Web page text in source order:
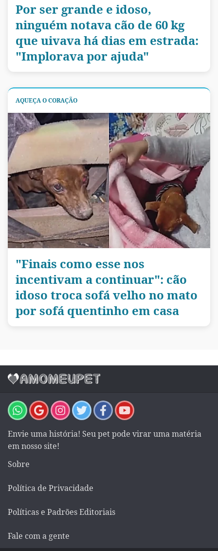
Por ser grande e idoso,
ninguém notava cão de 60 kg
que uivava há dias em estrada:
"Implorava por ajuda"
AQUEÇA O CORAÇÃO
"Finais como esse nos
incentivam a continuar": cão
idoso troca sofá velho no mato
por sofá quentinho em casa
Envie uma história! Seu pet pode virar uma matéria
em nosso site!
Sobre
Política de Privacidade
Políticas e Padrões Editoriais
Fale com a gente